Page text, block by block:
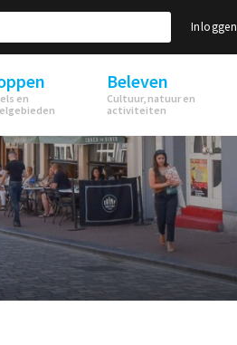
Inloggen
en
Beleven
Cultuur, natuur en
activiteiten